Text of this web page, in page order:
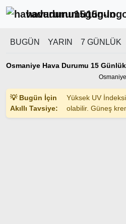
havadurumu15gun
BUGÜN YARIN 7 GÜNLÜK
Osmaniye Hava Durumu 15
💡 Bugün İçin
Akıllı Tavsiye:
Yüksek UV
olabilir. Güneş